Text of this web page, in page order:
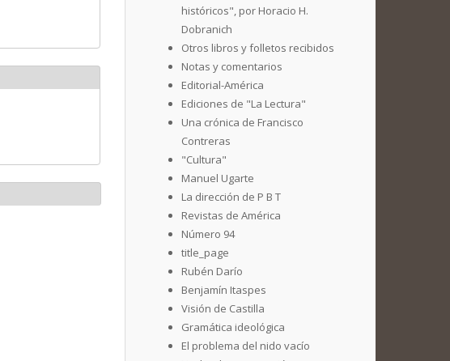
históricos", por Horacio H.
Dobranich
Otros libros y folletos recibidos
Notas y comentarios
Editorial-América
Ediciones de "La Lectura"
Una crónica de Francisco
Contreras
"Cultura"
Manuel Ugarte
La dirección de P B T
Revistas de América
Número 94
title_page
Rubén Darío
Benjamín Itaspes
Visión de Castilla
Gramática ideológica
El problema del nido vacío